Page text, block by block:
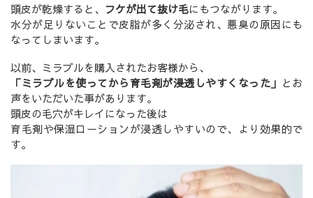
頭皮が乾燥すると、 フケが出て抜け毛にもつながります。
水分が足りないことで皮脂が多く分泌され、悪臭の原因にも
なってしまいます。
以前、ミラブルを購入されたお客様から、
「ミラブルを使ってから育毛剤が浸透しやすくなった」 とお
声をいただいた事があります。
頭皮の毛穴がキレイになった後は
育毛剤や保湿ローションが浸透しやすいので、より効果的で
す。